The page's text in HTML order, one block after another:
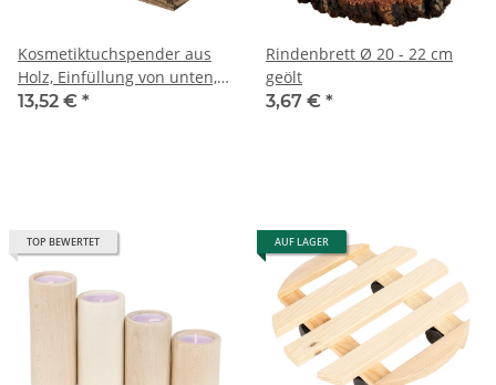
Kosmetiktuchspender aus
Holz, Einfüllung von unten,
26 × 14 × 9 cm
13,52 € *
Rindenbrett Ø 20 - 22 cm
geölt
3,67 € *
TOP BEWERTET AUF LAGER